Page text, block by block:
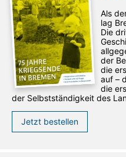
Als
lag
Die
der
die
auf –
die
der Selbstständigkeit des
Jetzt bestellen